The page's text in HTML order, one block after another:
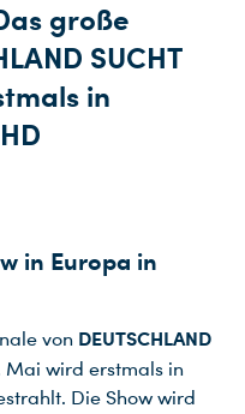
große
SUCHT
in
in Europa in
von DEUTSCHLAND
Mai wird erstmals in
Die Show wird